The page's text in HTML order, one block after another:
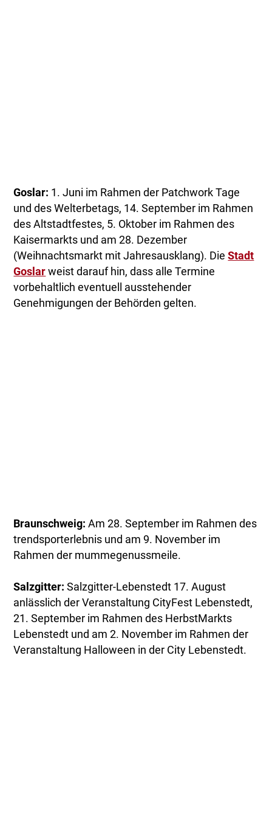
Goslar: 1. Juni im Rahmen der Patchwork Tage
und des Welterbetags, 14. September im Rahmen
des Altstadtfestes, 5. Oktober im Rahmen des
Kaisermarkts und am 28. Dezember
(Weihnachtsmarkt mit Jahresausklang). DieStadt
Goslar weist darauf hin, dass alle Termine
vorbehaltlich eventuell ausstehender
Genehmigungen der Behörden gelten.
Braunschweig: Am 28. September im Rahmen des
trendsporterlebnis und am 9. November im
Rahmen der mummegenussmeile.
Salzgitter: Salzgitter-Lebenstedt 17. August
anlässlich der Veranstaltung CityFest Lebenstedt,
21. September im Rahmen des HerbstMarkts
Lebenstedt und am 2. November im Rahmen der
Veranstaltung Halloween in der City Lebenstedt.